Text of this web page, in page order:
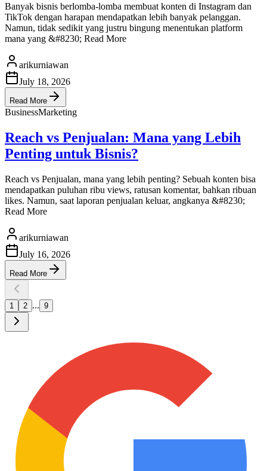
Banyak bisnis berlomba-lomba membuat konten di Instagram dan
TikTok dengan harapan mendapatkan lebih banyak pelanggan.
Namun, tidak sedikit yang justru bingung menentukan platform
mana yang &#8230; Read More
arikurniawan
July 18, 2026
Read More
BusinessMarketing
Reach vs Penjualan: Mana yang Lebih
Penting untuk Bisnis?
Reach vs Penjualan, mana yang lebih penting? Sebuah konten bisa
mendapatkan puluhan ribu views, ratusan komentar, bahkan ribuan
likes. Namun, saat laporan penjualan keluar, angkanya &#8230;
Read More
arikurniawan
July 16, 2026
Read More
1 2 ... 9